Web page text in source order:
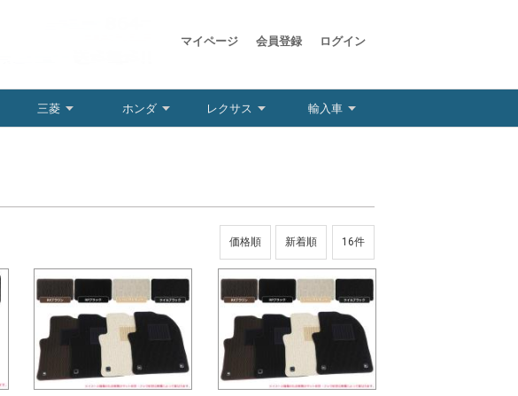
マイページ 会員登録 ログイン
三菱 ホンダ レクサス 輸入車
価格順 新着順